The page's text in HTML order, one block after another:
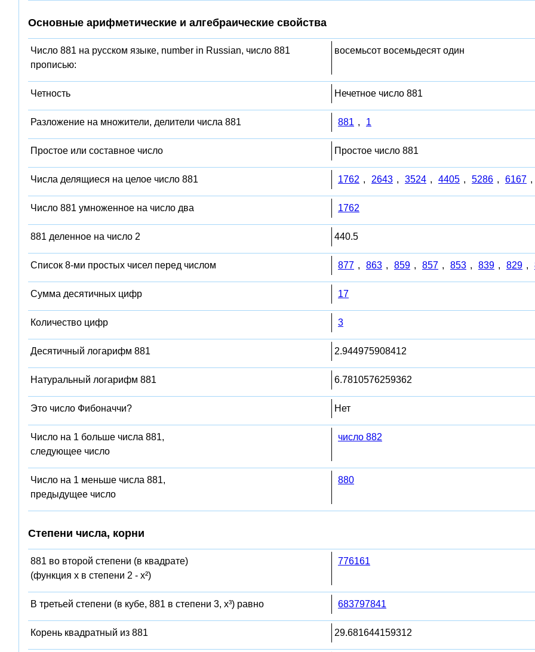
Основные арифметические и алгебраические свойства
Число 881 на русском языке, number in Russian, число 881
прописью:
восемьсот восемьдесят один
Четность Нечетное число 881
Разложение на множители, делители числа 881 881 , 1
Простое или составное число Простое число 881
Числа делящиеся на целое число 881 1762 , 2643 , 3524 , 4405 , 5286 , 6167 ,
Число 881 умноженное на число два 1762
881 деленное на число 2 440.5
Список 8-ми простых чисел перед числом 877 , 863 , 859 , 857 , 853 , 839 , 829 ,
Сумма десятичных цифр 17
Количество цифр 3
Десятичный логарифм 881 2.944975908412
Натуральный логарифм 881 6.7810576259362
Это число Фибоначчи? Нет
Число на 1 больше числа 881,
следующее число
число 882
Число на 1 меньше числа 881,
предыдущее число
880
Степени числа, корни
881 во второй степени (в квадрате)
(функция x в степени 2 - x²)
776161
В третьей степени (в кубе, 881 в степени 3, x³) равно 683797841
Корень квадратный из 881 29.681644159312